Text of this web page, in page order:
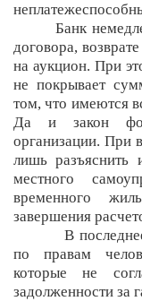
Банк
договора,
на аукцион. При
не покрывает
том, что имеются
Да и закон
организации. При
лишь
местного
временного
завершения
В
по правам
которые не
задолженности за